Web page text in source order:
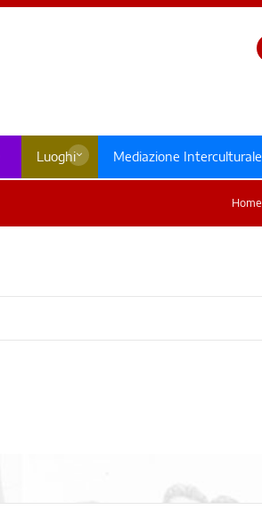
Luoghi Mediazione Interculturale
Home